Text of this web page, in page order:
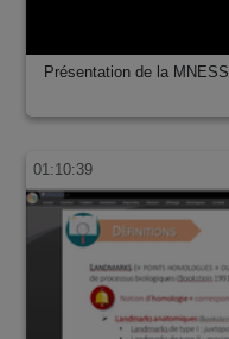
Présentation de la MNESS
01:10:39